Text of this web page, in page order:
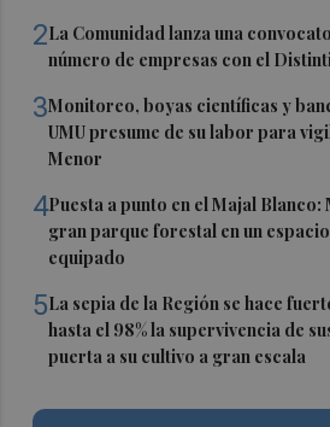
2La Comunidad lanza una
número de empresas con el
3Monitoreo, boyas científicas y
UMU presume de su labor para
Menor
4Puesta a punto en el Majal
gran parque forestal en un
equipado
5La sepia de la Región se hace
hasta el 98% la supervivencia de
puerta a su cultivo a gran escala